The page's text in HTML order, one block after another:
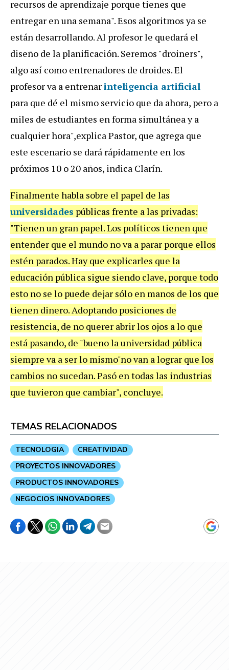
recursos de aprendizaje porque tienes que
entregar en una semana". Esos algoritmos ya se
están desarrollando. Al profesor le quedará el
diseño de la planificación. Seremos "droiners",
algo así como entrenadores de droides. El
profesor va a entrenarinteligencia artificial
para que dé el mismo servicio que da ahora, pero a
miles de estudiantes en forma simultánea y a
cualquier hora",explica Pastor, que agrega que
este escenario se dará rápidamente en los
próximos 10 o 20 años, indica Clarín.
Finalmente habla sobre el papel de las
universidades públicas frente a las privadas:
"Tienen un gran papel. Los políticos tienen que
entender que el mundo no va a parar porque ellos
estén parados. Hay que explicarles que la
educación pública sigue siendo clave, porque todo
esto no se lo puede dejar sólo en manos de los que
tienen dinero. Adoptando posiciones de
resistencia, de no querer abrir los ojos a lo que
está pasando, de "bueno la universidad pública
siempre va a ser lo mismo"no van a lograr que los
cambios no sucedan. Pasó en todas las industrias
que tuvieron que cambiar", concluye.
TEMAS RELACIONADOS
TECNOLOGIA
CREATIVIDAD
PROYECTOS INNOVADORES
PRODUCTOS INNOVADORES
NEGOCIOS INNOVADORES